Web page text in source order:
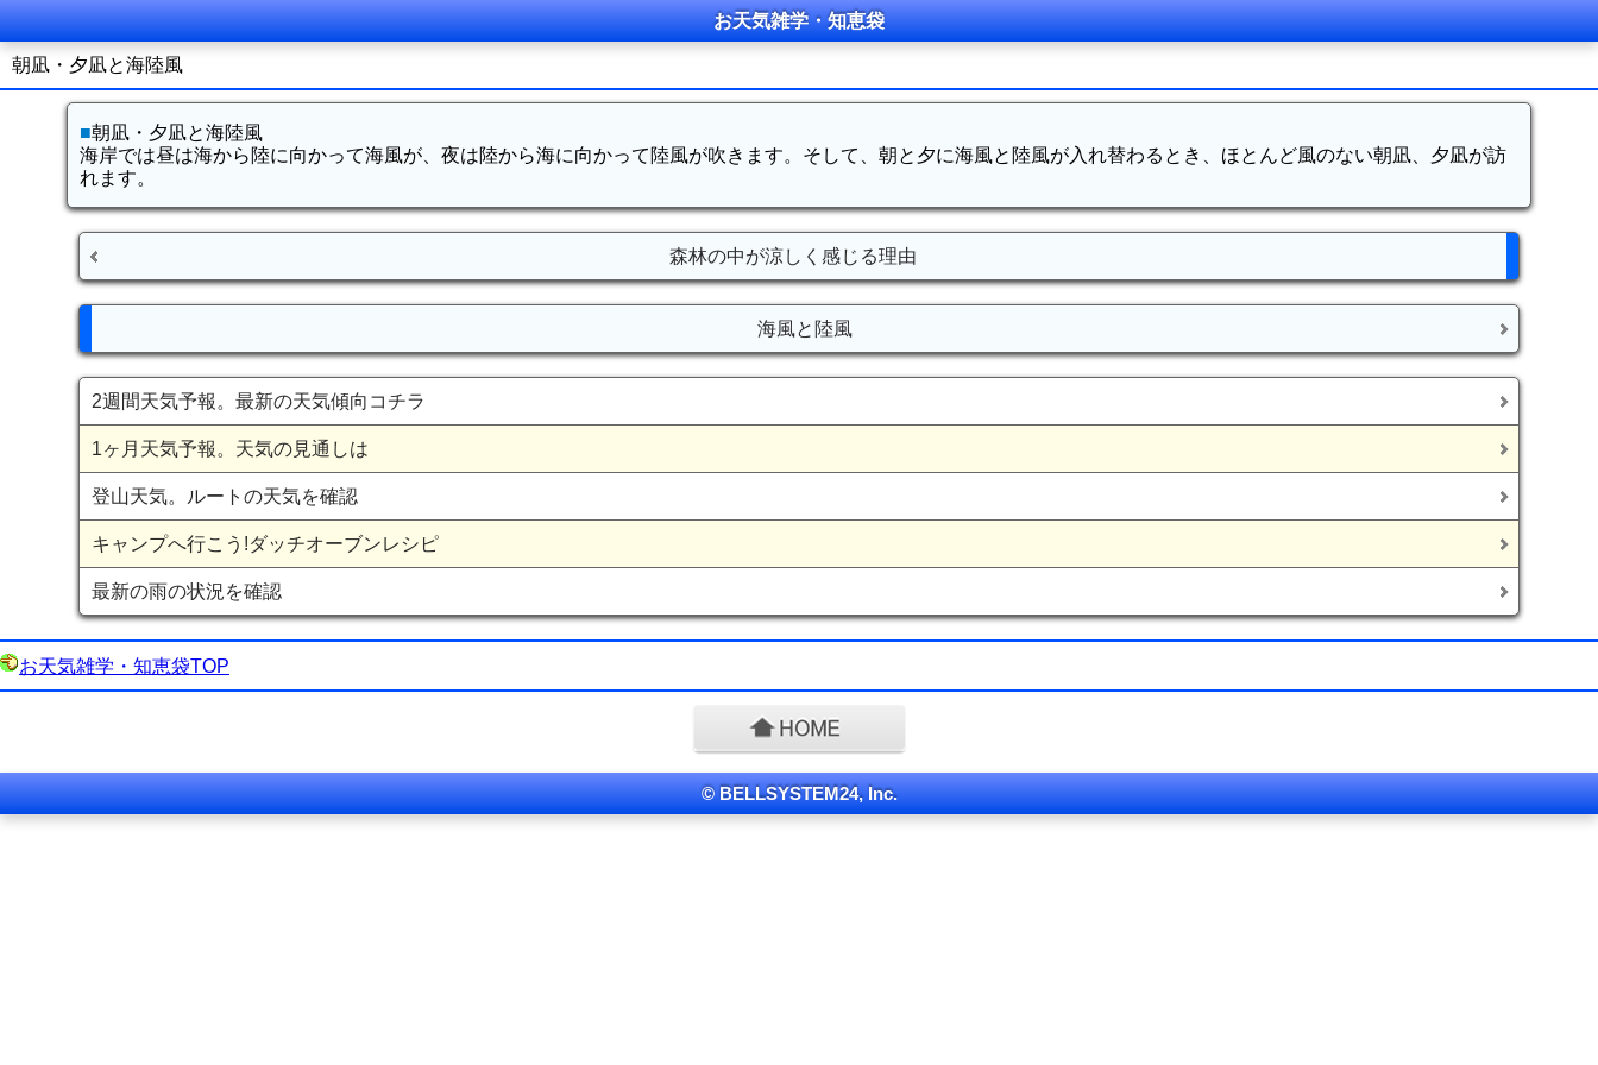
お天気雑学・知恵袋
朝凪・夕凪と海陸風
■朝凪・夕凪と海陸風
海岸では昼は海から陸に向かって海風が、夜は陸から海に向かって陸風が吹きます。そして、朝と夕に海風と陸風が入れ替わるとき、ほとんど風のない朝凪、夕凪が訪
れます。
森林の中が涼しく感じる理由
海風と陸風
2週間天気予報。最新の天気傾向コチラ
1ヶ月天気予報。天気の見通しは
登山天気。ルートの天気を確認
キャンプへ行こう!ダッチオーブンレシピ
最新の雨の状況を確認
お天気雑学・知恵袋TOP
© BELLSYSTEM24, Inc.